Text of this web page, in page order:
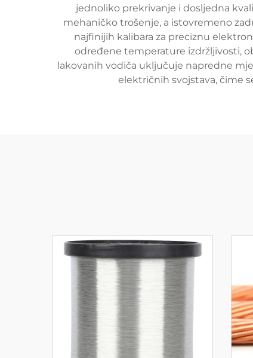
jednoliko prekrivanje i dosljedna
mehaničko trošenje, a istovremeno
najfinijih kalibara za preciznu
određene temperature izdržljivosti,
lakovanih vodiča uključuje napredne
električnih svojstava, čime